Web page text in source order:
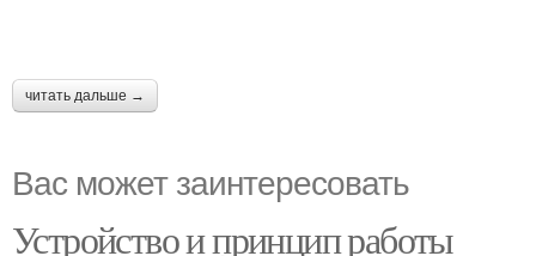
читать дальше →
Вас может заинтересовать
Устройство и принцип работы